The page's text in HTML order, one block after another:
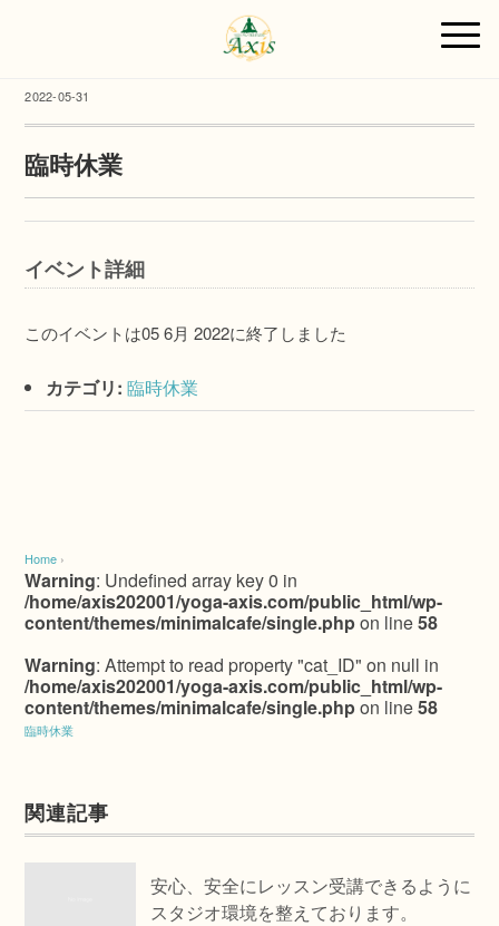
2022-05-31
臨時休業
イベント詳細
このイベントは05 6月 2022に終了しました
カテゴリ: 臨時休業
Home ›
Warning: Undefined array key 0 in
/home/axis202001/yoga-axis.com/public_html/wp-
content/themes/minimalcafe/single.phpon line58
Warning: Attempt to read property "cat_ID" on null in
/home/axis202001/yoga-axis.com/public_html/wp-
content/themes/minimalcafe/single.phpon line58
臨時休業
関連記事
安心、安全にレッスン受講できるように
スタジオ環境を整えております。